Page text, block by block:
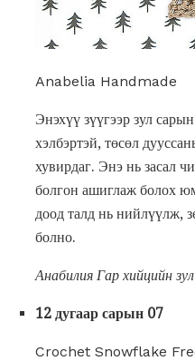
Anabelia Handmade
Энэхүү зүүгээр зул
хэлбэртэй, төсөл
хувирдаг. Энэ нь засал
болгон ашиглаж болох
доод талд нь нийлүүлж,
болно.
Анабилия Гар хийцийн
12 дугаар сарын 07
Crochet Snowflake